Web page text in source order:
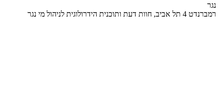
נגר
רמברנדט 4 תל אביב, חוות דעת ותוכנית הידרולוגית לניהול מי נגר